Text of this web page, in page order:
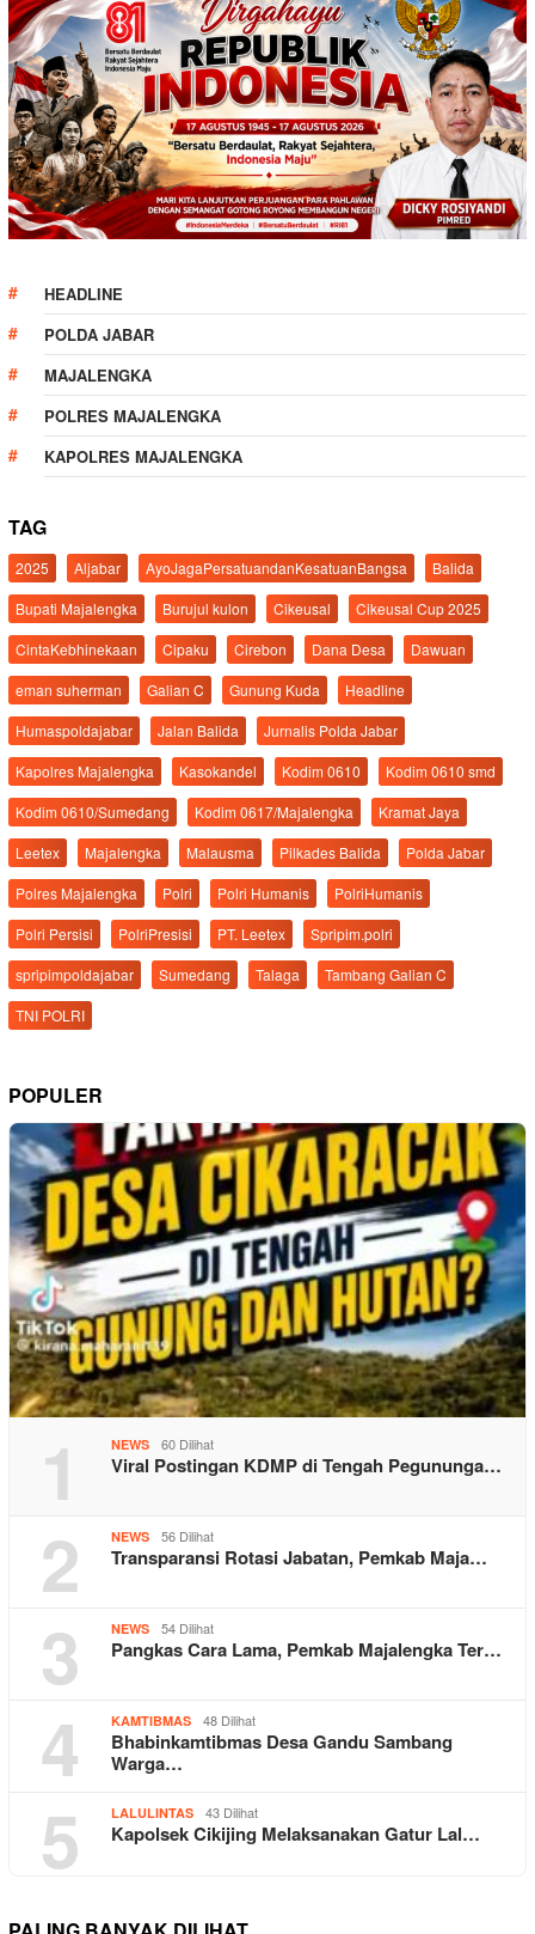
HEADLINE
POLDA JABAR
MAJALENGKA
POLRES MAJALENGKA
KAPOLRES MAJALENGKA
TAG
2025 Aljabar AyoJagaPersatuandanKesatuanBangsa
Balida
Bupati Majalengka
Burujul kulon Cikeusal
Cikeusal Cup 2025
CintaKebhinekaan
Cipaku Cirebon Dana Desa
Dawuan
eman suherman
Galian C Gunung Kuda
Headline
Humaspoldajabar
Jalan Balida
Jurnalis Polda Jabar
Kapolres Majalengka
Kasokandel Kodim 0610
Kodim 0610 smd
Kodim 0610/Sumedang
Kodim 0617/Majalengka
Kramat Jaya
Leetex
Majalengka Malausma Pilkades Balida
Polda Jabar
Polres Majalengka
Polri Polri Humanis
PolriHumanis
Polri Persisi
PolriPresisi PT. Leetex
Spripim.polri
spripimpoldajabar
Sumedang Talaga
Tambang Galian C
TNI POLRI
POPULER
1 NEWS 60 Dilihat
Viral Postingan KDMP di Tengah Pegununga…
2 NEWS 56 Dilihat
Transparansi Rotasi Jabatan, Pemkab Maja…
3 NEWS 54 Dilihat
Pangkas Cara Lama, Pemkab Majalengka Ter…
4 KAMTIBMAS 48 Dilihat
Bhabinkamtibmas Desa Gandu Sambang
Warga…
5 LALULINTAS 43 Dilihat
Kapolsek Cikijing Melaksanakan Gatur Lal…